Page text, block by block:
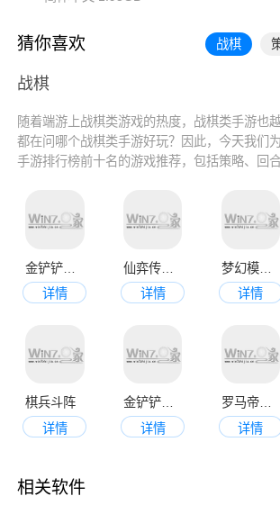
猜你喜欢 战棋
战棋
随着端游上战棋类游戏的热度，战棋类手游也
都在问哪个战棋类手游好玩？因此，今天我们
手游排行榜前十名的游戏推荐，包括策略、回
金铲铲之战正版官网版
详情
仙弈传说官网版
详情
梦幻模拟战官网版
详情
棋兵斗阵
详情
金铲铲之战最新版本
详情
罗马帝国手机版
详情
相关软件